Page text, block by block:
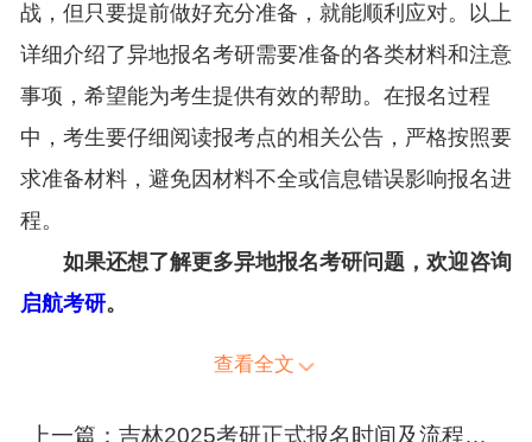
战，但只要提前做好充分准备，就能顺利应对。以上
详细介绍了异地报名考研需要准备的各类材料和注意
事项，希望能为考生提供有效的帮助。在报名过程
中，考生要仔细阅读报考点的相关公告，严格按照要
求准备材料，避免因材料不全或信息错误影响报名进
程。
如果还想了解更多异地报名考研问题，欢迎咨询
启航考研。
查看全文
上一篇：吉林2025考研正式报名时间及流程解析，详细步骤与备考指南